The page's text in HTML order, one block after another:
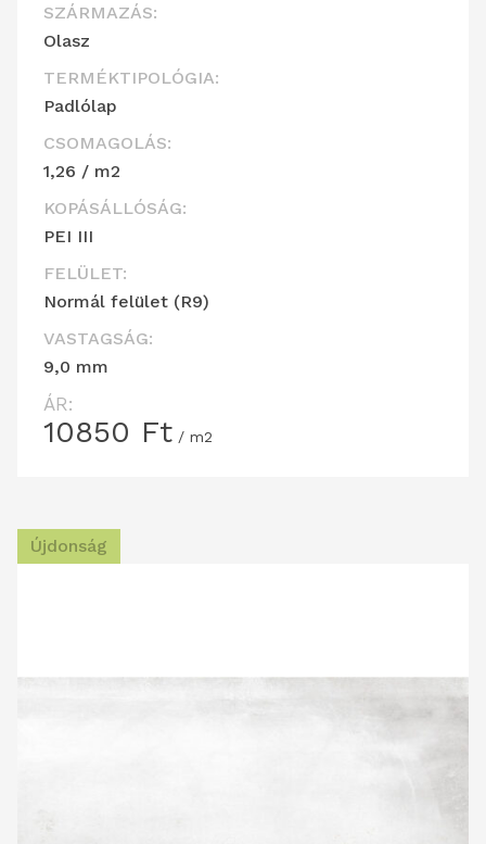
SZÁRMAZÁS:
Olasz
TERMÉKTIPOLÓGIA:
Padlólap
CSOMAGOLÁS:
1,26 / m2
KOPÁSÁLLÓSÁG:
PEI III
FELÜLET:
Normál felület (R9)
VASTAGSÁG:
9,0 mm
ÁR:
10850 Ft / m2
Újdonság